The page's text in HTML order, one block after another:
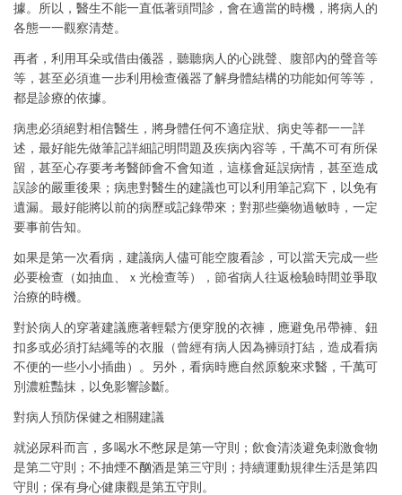
據。所以，醫生不能一直低著頭問診，會在適當的時機，將病人的
各態一一觀察清楚。
再者，利用耳朵或借由儀器，聽聽病人的心跳聲、腹部內的聲音等
等，甚至必須進一步利用檢查儀器了解身體結構的功能如何等等，
都是診療的依據。
病患必須絕對相信醫生，將身體任何不適症狀、病史等都一一詳
述，最好能先做筆記詳細記明問題及疾病內容等，千萬不可有所保
留，甚至心存要考考醫師會不會知道，這樣會延誤病情，甚至造成
誤診的嚴重後果；病患對醫生的建議也可以利用筆記寫下，以免有
遺漏。最好能將以前的病歷或記錄帶來；對那些藥物過敏時，一定
要事前告知。
如果是第一次看病，建議病人儘可能空腹看診，可以當天完成一些
必要檢查（如抽血、ｘ光檢查等），節省病人往返檢驗時間並爭取
治療的時機。
對於病人的穿著建議應著輕鬆方便穿脫的衣褲，應避免吊帶褲、鈕
扣多或必須打結繩等的衣服（曾經有病人因為褲頭打結，造成看病
不便的一些小小插曲）。另外，看病時應自然原貌來求醫，千萬可
別濃粧豔抹，以免影響診斷。
對病人預防保健之相關建議
就泌尿科而言，多喝水不憋尿是第一守則；飲食清淡避免刺激食物
是第二守則；不抽煙不酗酒是第三守則；持續運動規律生活是第四
守則；保有身心健康觀是第五守則。